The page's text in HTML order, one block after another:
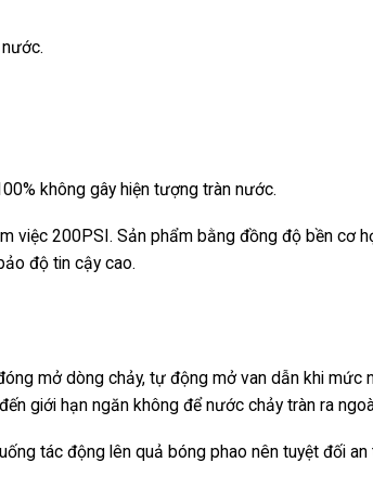
không gây hiện tượng tràn nước.
việc 200PSI. Sản phẩm bằng đồng độ bền cơ
độ tin cậy cao.
mở dòng chảy, tự động mở van dẫn khi mức
giới hạn ngăn không để nước chảy tràn ra
tác động lên quả bóng phao nên tuyệt đối an